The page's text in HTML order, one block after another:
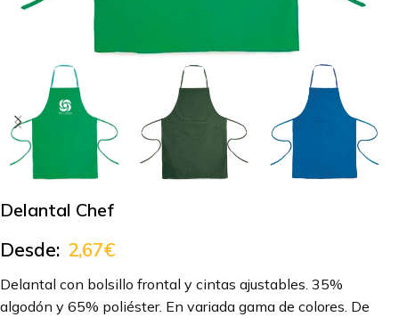
Delantal Chef
Desde: 2,67€
Delantal con bolsillo frontal y cintas ajustables. 35%
algodón y 65% poliéster. En variada gama de colores. De